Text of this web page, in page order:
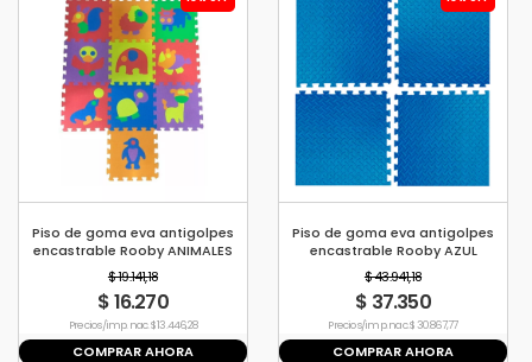
Piso de goma eva antigolpes
encastrable Rooby ANIMALES
$ 19.141,18
$ 16.270
Precio s/imp. nac. $ 13.446,28
COMPRAR AHORA
Piso de goma eva antigolpes
encastrable Rooby AZUL
$ 43.941,18
$ 37.350
Precio s/imp. nac. $ 30.867,77
COMPRAR AHORA